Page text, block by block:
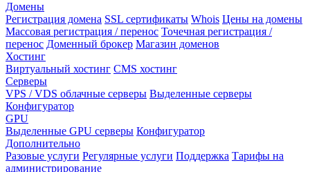
Домены
Регистрация домена SSL сертификаты Whois Цены на домены
Массовая регистрация / перенос Точечная регистрация /
перенос Доменный брокер Магазин доменов
Хостинг
Виртуальный хостинг CMS хостинг
Серверы
VPS / VDS облачные серверы Выделенные серверы
Конфигуратор
GPU
Выделенные GPU серверы Конфигуратор
Дополнительно
Разовые услуги Регулярные услуги Поддержка Тарифы на
администрирование